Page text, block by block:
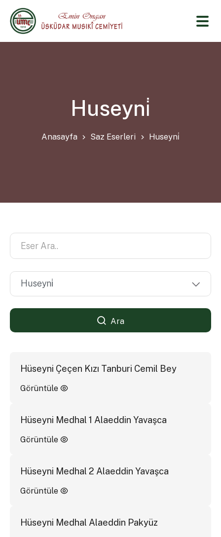
Huseyni̇
Anasayfa Saz Eserleri Huseyni̇
Ara
Hüseyni Çeçen Kızı Tanburi Cemil Bey
Görüntüle
Hüseyni Medhal 1 Alaeddin Yavaşca
Görüntüle
Hüseyni Medhal 2 Alaeddin Yavaşca
Görüntüle
Hüseyni Medhal Alaeddin Pakyüz